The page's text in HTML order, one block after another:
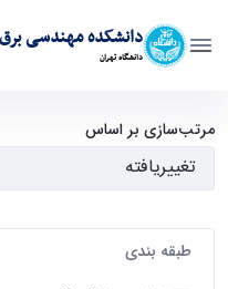
دانشکده مهندسی برق
دانشگاه تهران
کامپیوتر
مرتب‌سازی بر اساس
طبقه بندی